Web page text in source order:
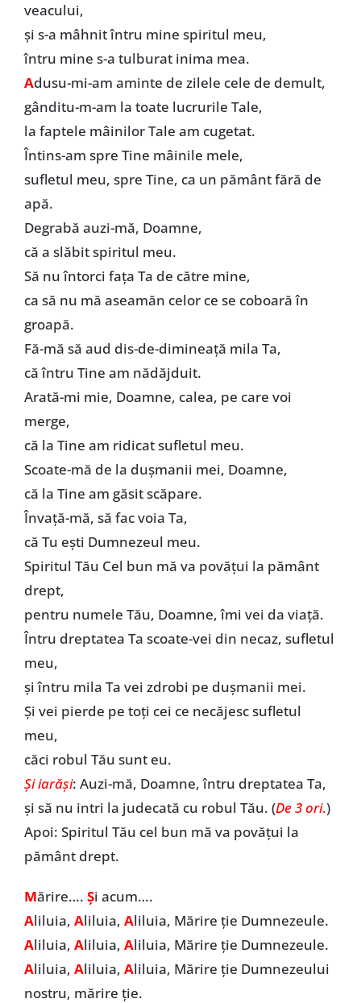
veacului,
și s-a mâhnit întru mine spiritul meu,
întru mine s-a tulburat inima mea.
Adusu-mi-am aminte de zilele cele de demult,
gânditu-m-am la toate lucrurile Tale,
la faptele mâinilor Tale am cugetat.
Întins-am spre Tine mâinile mele,
sufletul meu, spre Tine, ca un pământ fără de
apă.
Degrabă auzi-mă, Doamne,
că a slăbit spiritul meu.
Să nu întorci faţa Ta de către mine,
ca să nu mă aseamăn celor ce se coboară în
groapă.
Fă-mă să aud dis-de-dimineaţă mila Ta,
că întru Tine am nădăjduit.
Arată-mi mie, Doamne, calea, pe care voi
merge,
că la Tine am ridicat sufletul meu.
Scoate-mă de la duşmanii mei, Doamne,
că la Tine am găsit scăpare.
Învaţă-mă, să fac voia Ta,
că Tu eşti Dumnezeul meu.
Spiritul Tău Cel bun mă va povăţui la pământ
drept,
pentru numele Tău, Doamne, îmi vei da viaţă.
Întru dreptatea Ta scoate-vei din necaz, sufletul
meu,
şi întru mila Ta vei zdrobi pe duşmanii mei.
Şi vei pierde pe toţi cei ce necăjesc sufletul
meu,
căci robul Tău sunt eu.
Şi iarăşi: Auzi-mă, Doamne, întru dreptatea Ta,
şi să nu intri la judecată cu robul Tău. (De 3 ori.)
Apoi: Spiritul Tău cel bun mă va povăţui la
pământ drept.
Mărire…. Și acum….
Aliluia, Aliluia, Aliluia, Mărire ție Dumnezeule.
Aliluia, Aliluia, Aliluia, Mărire ție Dumnezeule.
Aliluia, Aliluia, Aliluia, Mărire ție Dumnezeului
nostru, mărire ție.